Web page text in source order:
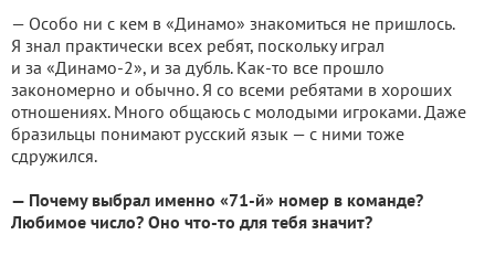
— Особо ни с кем в «Динамо» знакомиться не пришлось.
Я знал практически всех ребят, поскольку играл
и за «Динамо-2», и за дубль. Как-то все прошло
закономерно и обычно. Я со всеми ребятами в хороших
отношениях. Много общаюсь с молодыми игроками. Даже
бразильцы понимают русский язык — с ними тоже
сдружился.
— Почему выбрал именно «71-й» номер в команде?
Любимое число? Оно что-то для тебя значит?